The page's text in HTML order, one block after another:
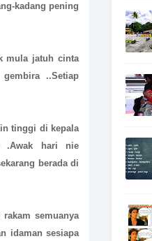
kadang pening
mula jatuh cinta
..Setiap
tinggi di kepala
.Awak hari nie
berada di
semuanya
idaman sesiapa